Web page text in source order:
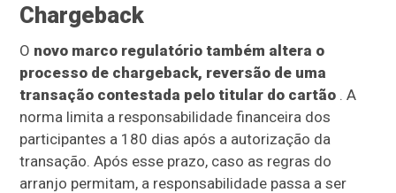
Chargeback
O novo marco regulatório também altera o
processo de chargeback, reversão de uma
transação contestada pelo titular do cartão . A
norma limita a responsabilidade financeira dos
participantes a 180 dias após a autorização da
transação. Após esse prazo, caso as regras do
arranjo permitam, a responsabilidade passa a ser